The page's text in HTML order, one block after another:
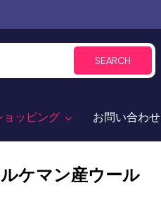
SEARCH
ョッピング お問い合わせ
ケマン産ウール